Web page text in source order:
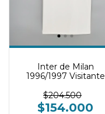
Inter de Milan
1996/1997 Visitante
$204.500
$154.000